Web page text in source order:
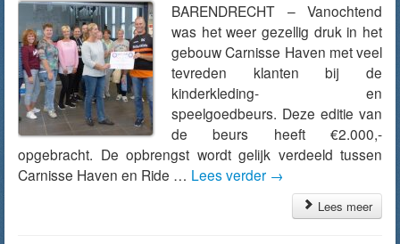
BARENDRECHT – Vanochtend
was het weer gezellig druk in het
gebouw Carnisse Haven met veel
tevreden klanten bij de
kinderkleding- en
speelgoedbeurs. Deze editie van
de beurs heeft €2.000,-
opgebracht. De opbrengst wordt gelijk verdeeld tussen
Carnisse Haven en Ride … Lees verder →
Lees meer